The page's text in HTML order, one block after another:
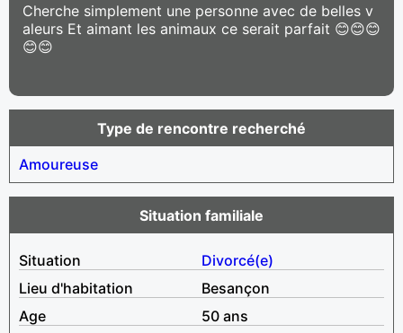
Cherche simplement une personne avec de belles v
aleurs Et aimant les animaux ce serait parfait 😊😊😊
😊😊
Type de rencontre recherché
Amoureuse
Situation familiale
Situation
Divorcé(e)
Lieu d'habitation
Besançon
Age
50 ans